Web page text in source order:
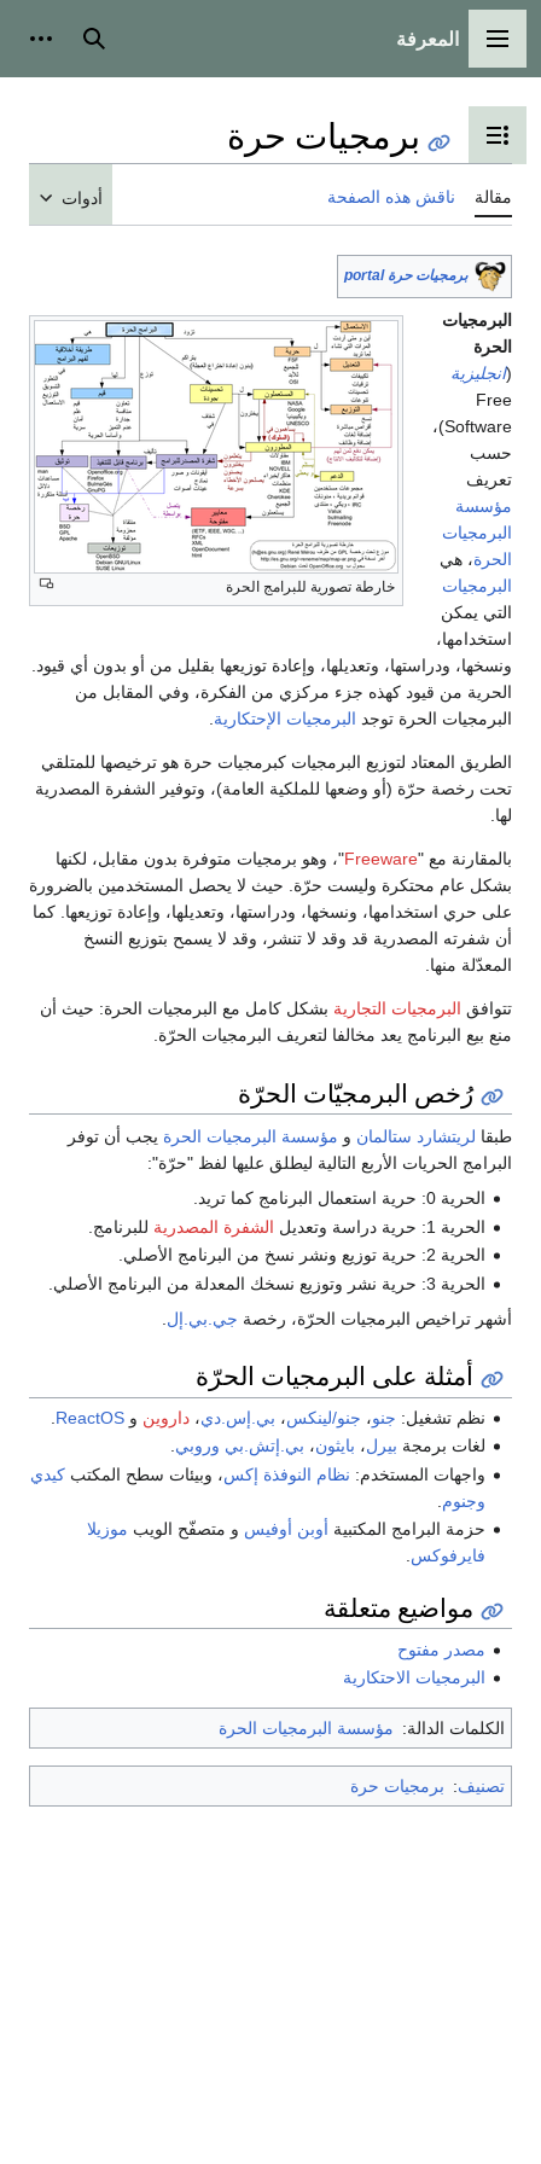
القائمة الرئيسية
المعرفة بحث
تبديل عرض جدول المحتويات
برمجيات حرة
مقالة ناقش هذه الصفحة أدوات
برمجيات حرة portal
خارطة تصورية للبرامج الحرة
البرمجيات
الحرة
(انجليزية
Free
Software)،
حسب
تعريف
مؤسسة
البرمجيات
الحرة، هي
البرمجيات
التي يمكن
استخدامها،
ونسخها، ودراستها، وتعديلها، وإعادة توزيعها بقليل من أو بدون أي قيود.
الحرية من قيود كهذه جزء مركزي من الفكرة، وفي المقابل من
البرمجيات الحرة توجد البرمجيات الإحتكارية
الطريق المعتاد لتوزيع البرمجيات كبرمجيات حرة هو ترخيصها للمتلقي
تحت رخصة حرّة (أو وضعها للملكية العامة)، وتوفير الشفرة المصدرية
لها.
بالمقارنة مع "Freeware"، وهو برمجيات متوفرة بدون مقابل، لكنها
بشكل عام محتكرة وليست حرّة. حيث لا يحصل المستخدمين بالضرورة
على حري استخدامها، ونسخها، ودراستها، وتعديلها، وإعادة توزيعها. كما
أن شفرته المصدرية قد وقد لا تنشر، وقد لا يسمح بتوزيع النسخ
المعدّلة منها.
تتوافق البرمجيات التجارية بشكل كامل مع البرمجيات الحرة: حيث أن
منع بيع البرنامج يعد مخالفا لتعريف البرمجيات الحرّة.
رُخص البرمجيّات الحرّة
طبقا لريتشارد ستالمان و مؤسسة البرمجيات الحرة يجب أن توفر
البرامج الحريات الأربع التالية ليطلق عليها لفظ "حرّة":
الحرية 0: حرية استعمال البرنامج كما تريد.
الحرية 1: حرية دراسة وتعديل
الشفرة المصدرية للبرنامج.
الحرية 2: حرية توزيع ونشر نسخ من البرنامج الأصلي.
الحرية 3: حرية نشر وتوزيع نسخك المعدلة من البرنامج الأصلي.
أشهر تراخيص البرمجيات الحرّة، رخصة جي.بي.إل
أمثلة على البرمجيات الحرّة
نظم تشغيل: جنو، جنو/لينكس، بي.إس.دي،داروين وReactOS
لغات برمجة بيرل، بايثون، بي.إتش.بي وروبي.
واجهات المستخدم: نظام النوفذة إكس، وبيئات سطح المكتبكيدي
وجنوم
حزمة البرامج المكتبية أوبن أوفيس و متصفّح الويب موزيلا
فايرفوكس.
مواضيع متعلقة
مصدر مفتوح
البرمجيات الاحتكارية
الكلمات الدالة: مؤسسة البرمجيات الحرة
تصنيف: برمجيات حرة